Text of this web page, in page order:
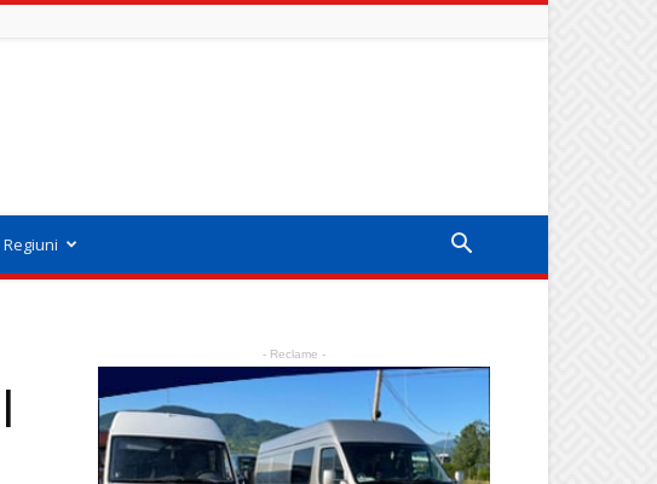
Regiuni
- Reclame -